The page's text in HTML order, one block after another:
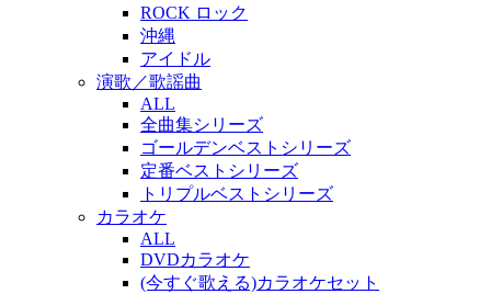
ROCK ロック
沖縄
アイドル
演歌／歌謡曲
ALL
全曲集シリーズ
ゴールデンベストシリーズ
定番ベストシリーズ
トリプルベストシリーズ
カラオケ
ALL
DVDカラオケ
(今すぐ歌える)カラオケセット